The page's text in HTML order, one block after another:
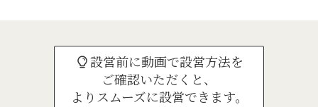
設営前に動画で設営方法を
ご確認いただくと、
よりスムーズに設営できます。